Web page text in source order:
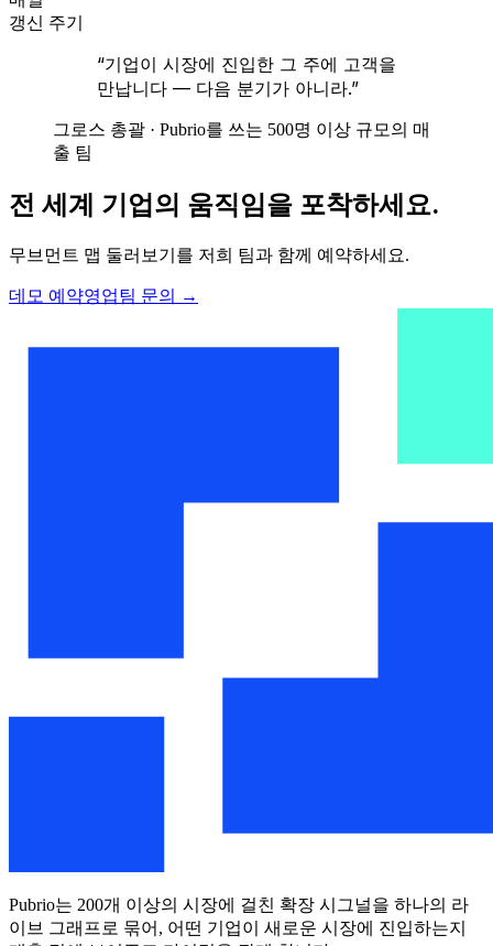
갱신 주기
“기업이 시장에 진입한 그 주에 고객을
만납니다 — 다음 분기가 아니라.”
그로스 총괄 · Pubrio를 쓰는 500명 이상 규모의 매
출 팀
전 세계 기업의 움직임을 포착하세요.
무브먼트 맵 둘러보기를 저희 팀과 함께 예약하세요.
데모 예약영업팀 문의 →
Pubrio는 200개 이상의 시장에 걸친 확장 시그널을 하나의 라
이브 그래프로 묶어, 어떤 기업이 새로운 시장에 진입하는지